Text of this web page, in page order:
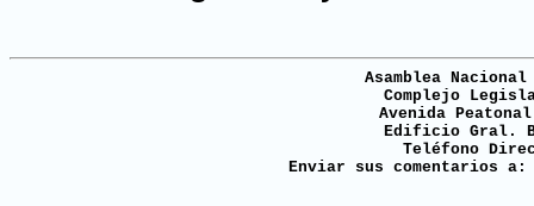
Asamblea
Complejo
Avenida
Edificio Gral.
Teléfono
Enviar sus comentarios